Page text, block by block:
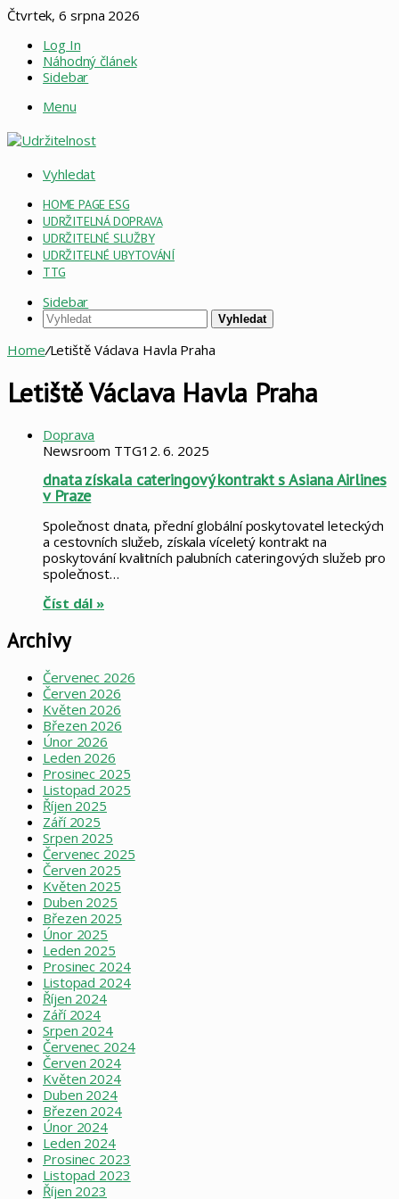
Čtvrtek, 6 srpna 2026
Log In
Náhodný článek
Sidebar
Menu
Vyhledat
HOME PAGE ESG
UDRŽITELNÁ DOPRAVA
UDRŽITELNÉ SLUŽBY
UDRŽITELNÉ UBYTOVÁNÍ
TTG
Sidebar
Vyhledat
Home/Letiště Václava Havla Praha
Letiště Václava Havla Praha
Doprava
Newsroom TTG12. 6. 2025
dnata získala cateringový kontrakt s Asiana Airlines
v Praze
Společnost dnata, přední globální poskytovatel leteckých
a cestovních služeb, získala víceletý kontrakt na
poskytování kvalitních palubních cateringových služeb pro
společnost…
Číst dál »
Archivy
Červenec 2026
Červen 2026
Květen 2026
Březen 2026
Únor 2026
Leden 2026
Prosinec 2025
Listopad 2025
Říjen 2025
Září 2025
Srpen 2025
Červenec 2025
Červen 2025
Květen 2025
Duben 2025
Březen 2025
Únor 2025
Leden 2025
Prosinec 2024
Listopad 2024
Říjen 2024
Září 2024
Srpen 2024
Červenec 2024
Červen 2024
Květen 2024
Duben 2024
Březen 2024
Únor 2024
Leden 2024
Prosinec 2023
Listopad 2023
Říjen 2023